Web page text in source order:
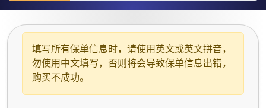
填写所有保单信息时，请使用 英文或英文拼音，
勿使用中文填写，否则将会导致保单信息出错，
购买不成功。